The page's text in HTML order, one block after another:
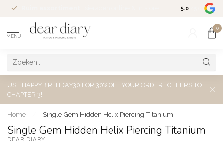
Altijd
5.0
MENU
0
USE HAPPYBIRTHDAY30 FOR 30% OFF YOUR ORDER | CHEERS TO
CHAPTER 3!
Home Single Gem Hidden Helix Piercing Titanium
Single Gem Hidden Helix Piercing Titanium
DEAR DIARY